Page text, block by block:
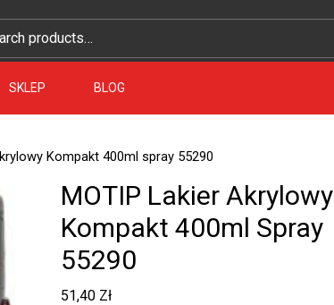
SKLEP BLOG
Kompakt 400ml spray 55290
MOTIP Lakier Akrylowy
Kompakt 400ml Spray
55290
51,40 Zł